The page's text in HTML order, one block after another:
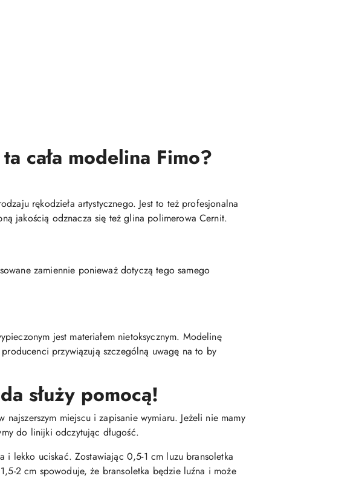
cała modelina Fimo?
rękodzieła artystycznego. Jest to też profesjonalna
jakością odznacza się też glina polimerowa Cernit.
zamiennie ponieważ dotyczą tego samego
jest materiałem nietoksycznym. Modelinę
przywiązują szczególną uwagę na to by
służy pomocą!
miejscu i zapisanie wymiaru. Jeżeli nie mamy
do linijki odczytując długość.
i lekko uciskać. Zostawiając 0,5-1 cm luzu bransoletka
2 cm spowoduje, że bransoletka będzie luźna i może